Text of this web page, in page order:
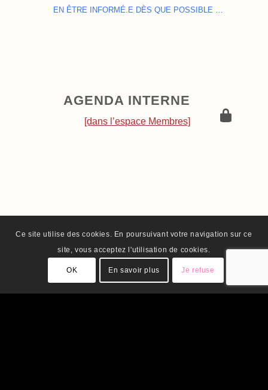
EN ÊTRE INFORMÉ.E DÈS QUE POSSIBLE …
AGENDA INTERNE
[dans l’espace Membres]
Ce site utilise des cookies. En poursuivant votre navigation sur ce
site, vous acceptez l'utilisation de cookies.
OK En savoir plus Je refuse